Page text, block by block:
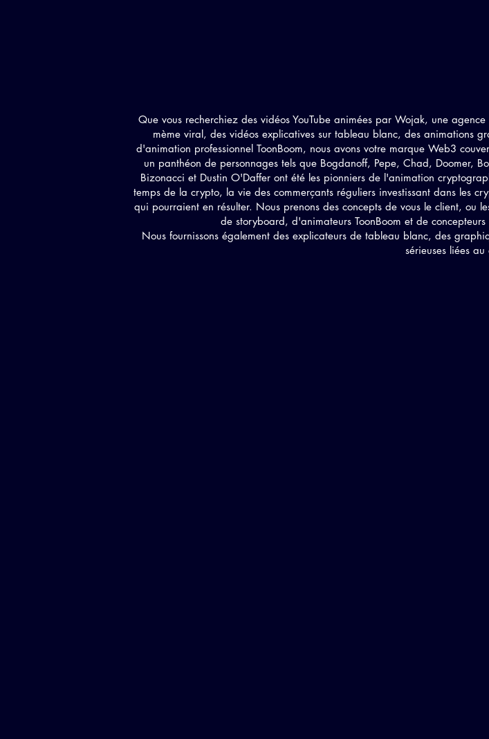
Que vous recherchiez des vidéos YouTube animées par Wojak, une
mème viral, des vidéos explicatives sur tableau blanc, des animations
d'animation professionnel ToonBoom, nous avons votre marque Web3
un panthéon de personnages tels que Bogdanoff, Pepe, Chad, Doomer,
Bizonacci et Dustin O'Daffer ont été les pionniers de l'animation
temps de la crypto, la vie des commerçants réguliers investissant dans les
qui pourraient en résulter. Nous prenons des concepts de vous le client, ou
de storyboard, d'animateurs ToonBoom et de
Nous fournissons également des explicateurs de tableau blanc, des
sérieuses liées au